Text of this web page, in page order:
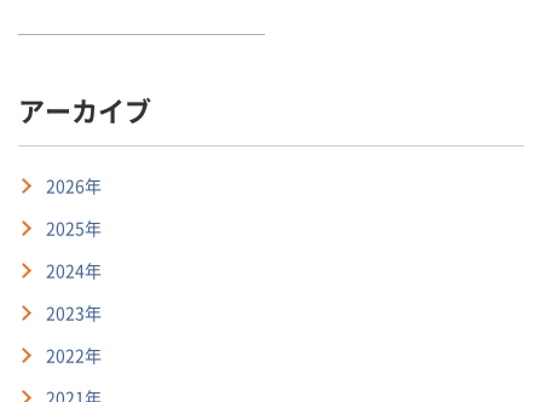
アーカイブ
2026年
2025年
2024年
2023年
2022年
2021年